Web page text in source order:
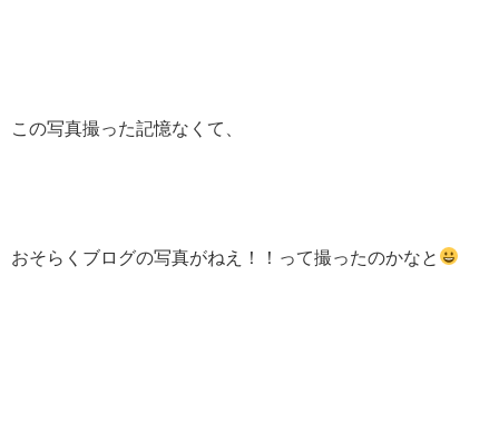
この写真撮った記憶なくて、
おそらくブログの写真がねえ！！って撮ったのかなと